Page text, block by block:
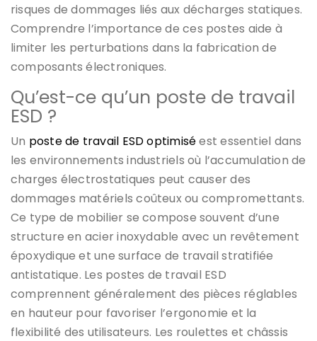
risques de dommages liés aux décharges statiques.
Comprendre l’importance de ces postes aide à
limiter les perturbations dans la fabrication de
composants électroniques.
Qu’est-ce qu’un poste de travail
ESD ?
Un poste de travail ESD optimiséest essentiel dans
les environnements industriels où l’accumulation de
charges électrostatiques peut causer des
dommages matériels coûteux ou compromettants.
Ce type de mobilier se compose souvent d’une
structure en acier inoxydable avec un revêtement
époxydique et une surface de travail stratifiée
antistatique. Les postes de travail ESD
comprennent généralement des pièces réglables
en hauteur pour favoriser l’ergonomie et la
flexibilité des utilisateurs. Les roulettes et châssis